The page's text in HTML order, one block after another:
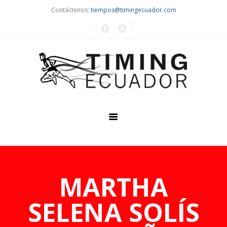
Contáctenos: tiempos@timingecuador.com
Servicios
Eventos
MARTHA
SELENA SOLÍS